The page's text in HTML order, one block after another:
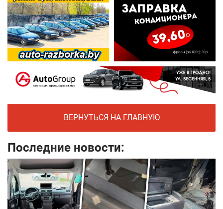
ВЕРНУТЬСЯ НА ГЛАВНУЮ
Последние новости: